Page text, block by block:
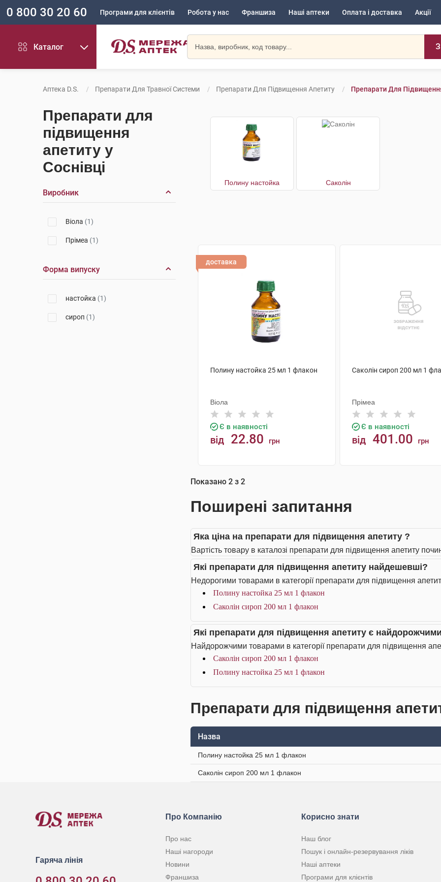
0 800 30 20 60 Програми для клієнтів Робота у нас Франшиза Наші аптеки Оплата і доставка Акції
Каталог
Аптека D.S. Препарати Для Травної Системи Препарати Для Підвищення Апетиту Препарати Для
Препарати для
підвищення
апетиту у
Соснівці
Виробник
Віола (1)
Прімеа (1)
Форма випуску
настойка (1)
сироп (1)
Полину настойка Саколін
доставка
Полину настойка 25 мл 1 флакон
Віола
Є в наявності
від 22.80 грн
Саколін сироп 200 мл 1
Прімеа
Є в наявності
від 401.00 грн
Показано 2 з 2
Поширені запитання
Яка ціна на препарати для підвищення апетиту ?
Вартість товару в каталозі препарати для підвищення апетиту
Які препарати для підвищення апетиту найдешевші?
Недорогими товарами в категорії препарати для підвищення
Полину настойка 25 мл 1 флакон
Саколін сироп 200 мл 1 флакон
Які препарати для підвищення апетиту є
Найдорожчими товарами в категорії препарати для підвищення
Саколін сироп 200 мл 1 флакон
Полину настойка 25 мл 1 флакон
Препарати для підвищення
Назва
Полину настойка 25 мл 1 флакон
Саколін сироп 200 мл 1 флакон
Гаряча лінія
Про Компанію
Про нас
Наші нагороди
Новини
Франшиза
Корисно знати
Наш блог
Пошук і онлайн-резервування ліків
Наші аптеки
Програми для клієнтів